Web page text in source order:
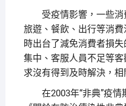
受疫情影響，一些消
旅遊、餐飲、出行等消
時出台了減免消費者損
集中、客服人員不足等
求沒有得到及時解決，相
在2003年“非典”疫情